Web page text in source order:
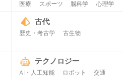
医療 スポーツ 脳科学 心理学
古代
歴史・考古学 古生物
テクノロジー
AI・人工知能 ロボット
交通